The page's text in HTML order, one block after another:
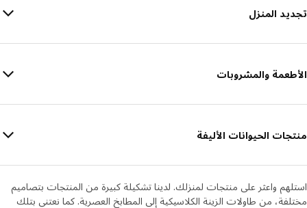
تجديد المنزل
الأطعمة والمشروبات
منتجات الحيوانات الأليفة
استلهم واعثر على منتجات لمنزلك. لدينا تشكيلة كبيرة من المنتجات بتصاميم
مختلفة، من طاولات الزينة الكلاسيكية إلى المطابخ العصرية. كما نعتني بتلك